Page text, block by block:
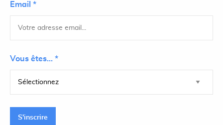
Email *
Vous êtes... *
S'inscrire